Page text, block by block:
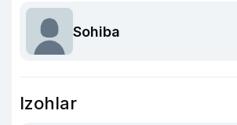
Sohiba
Izohlar